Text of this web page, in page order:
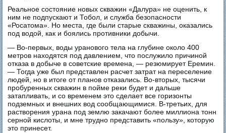
Реальное состояние новых скважин «Далура» не оценить, к
ним не подпускают и Тобол, и служба безопасности
«Росатома». Но места, где были старые скважины, оказались
под водой, как и боялись противники добычи.
— Во-первых, воды уранового тела на глубине около 400
метров находятся под давлением, что послужило причиной
отказа в добыче в советские времена, — резюмирует Еремин.
— Тогда уже был представлен расчет затрат на переселение
людей, но в итоге от планов отказались. Во-вторых, тысячи
пробуренных скважин в пойме реки будет и дальше
затапливать, и со временем это сделает все горизонты
подземных и внешних вод сообщающимися. В-третьих, для
растворения урана под землю закачают более миллиона тонн
серной кислоты, и мне трудно представить «пользу», которую
это принесет.